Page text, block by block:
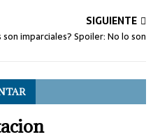
SIGUIENTE
imparciales? Spoiler: No lo son